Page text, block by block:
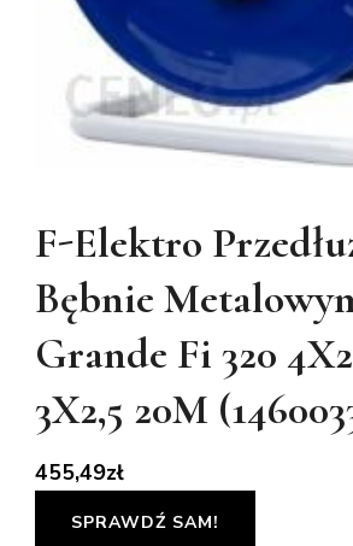
F-Elektro
Bębnie
Grande Fi 320
3X2,5 20M
455,49zł
SPRAWDŹ SAM!